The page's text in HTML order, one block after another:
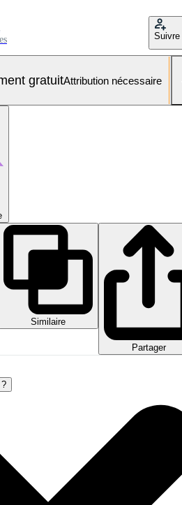
Suivre
gratuitAttribution nécessaire
Similaire
Partager